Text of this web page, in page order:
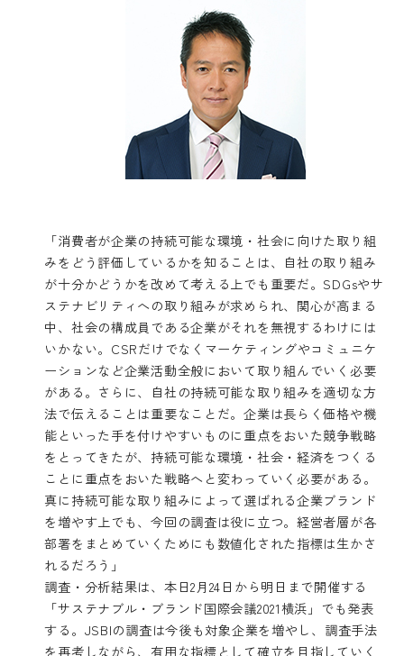
「消費者が企業の持続可能な環境・社会に向けた取り組
みをどう評価しているかを知ることは、自社の取り組み
が十分かどうかを改めて考える上でも重要だ。SDGsやサ
ステナビリティへの取り組みが求められ、関心が高まる
中、社会の構成員である企業がそれを無視するわけには
いかない。CSRだけでなくマーケティングやコミュニケ
ーションなど企業活動全般において取り組んでいく必要
がある。さらに、自社の持続可能な取り組みを適切な方
法で伝えることは重要なことだ。企業は長らく価格や機
能といった手を付けやすいものに重点をおいた競争戦略
をとってきたが、持続可能な環境・社会・経済をつくる
ことに重点をおいた戦略へと変わっていく必要がある。
真に持続可能な取り組みによって選ばれる企業ブランド
を増やす上でも、今回の調査は役に立つ。経営者層が各
部署をまとめていくためにも数値化された指標は生かさ
れるだろう」
調査・分析結果は、本日2月24日から明日まで開催する
「サステナブル・ブランド国際会議2021横浜」 でも発表
する。JSBIの調査は今後も対象企業を増やし、調査手法
を再考しながら、有用な指標として確立を目指していく